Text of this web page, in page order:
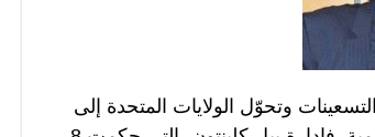
وتحوّل الولايات المتحدة إلى